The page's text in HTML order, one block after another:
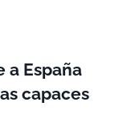
a España
capaces